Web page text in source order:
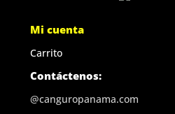
Mi cuenta
Carrito
Contáctenos:
@canguropanama.com